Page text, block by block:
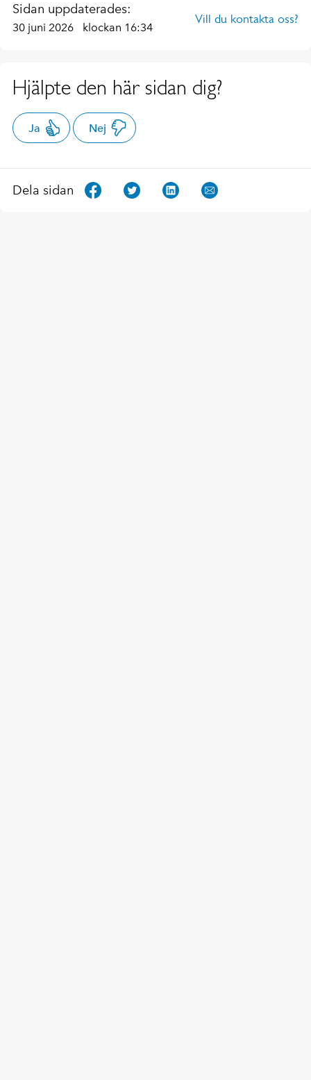
Sidan uppdaterades:
30 juni 2026 klockan 16:34
Vill du kontakta oss?
Hjälpte den här sidan dig?
Ja Nej
Dela sidan